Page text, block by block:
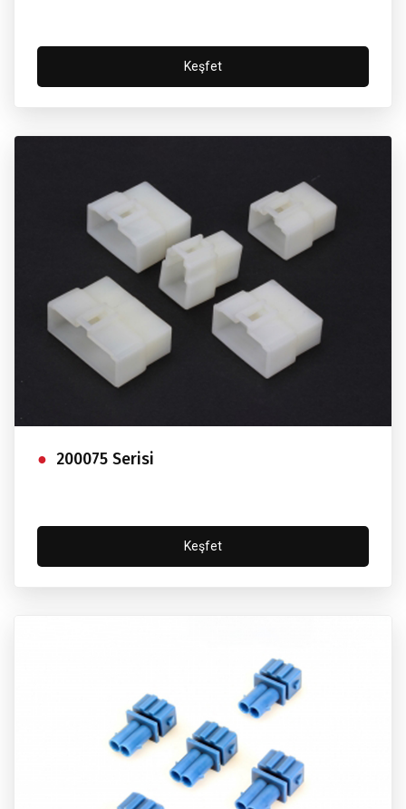
Keşfet
200075 Serisi
Keşfet